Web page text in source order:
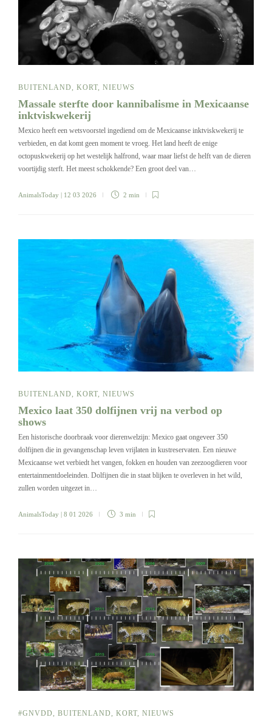
BUITENLAND KORT NIEUWS
Massale sterfte door kannibalisme in Mexicaanse
inktviskwekerij
Mexico heeft een wetsvoorstel ingediend om de Mexicaanse inktviskwekerij te
verbieden, en dat komt geen moment te vroeg. Het land heeft de enige
octopuskwekerij op het westelijk halfrond, waar maar liefst de helft van de dieren
voortijdig sterft. Het meest schokkende? Een groot deel van…
AnimalsToday | 12 03 2026 2 min
BUITENLAND, KORT, NIEUWS
Mexico laat 350 dolfijnen vrij na verbod op
shows
Een historische doorbraak voor dierenwelzijn: Mexico gaat ongeveer 350
dolfijnen die in gevangenschap leven vrijlaten in kustreservaten. Een nieuwe
Mexicaanse wet verbiedt het vangen, fokken en houden van zeezoogdieren voor
entertainmentdoeleinden. Dolfijnen die in staat blijken te overleven in het wild,
zullen worden uitgezet in…
AnimalsToday | 8 01 2026 3 min
#GNVDD, BUITENLAND, KORT, NIEUWS